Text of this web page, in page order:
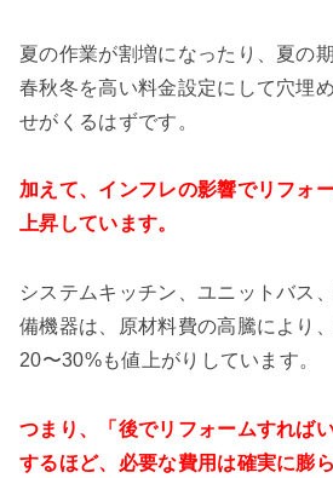
夏の作業が割増になったり、夏の
春秋冬を高い料金設定にして穴埋
せがくるはずです。
加えて、インフレの影響でリフォ
上昇しています。
システムキッチン、ユニットバス
備機器は、原材料費の高騰により
20〜30%も値上がりしています。
つまり、「後でリフォームすれば
するほど、必要な費用は確実に膨